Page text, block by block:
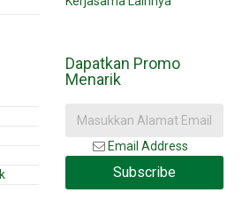
Dapatkan Promo
Menarik
Email Address
Subscribe